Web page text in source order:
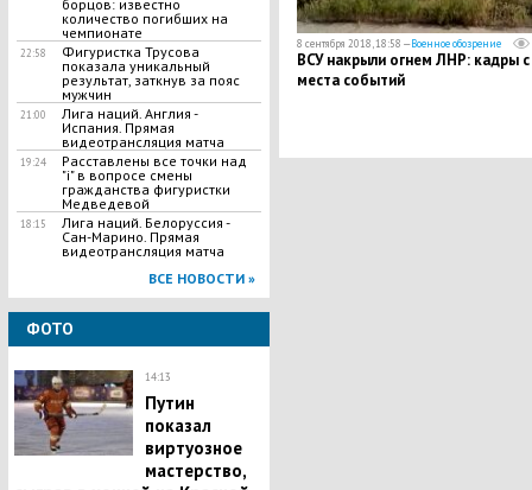
борцов: известно
количество погибших на
чемпионате
22:58
Фигуристка Трусова
показала уникальный
результат, заткнув за пояс
мужчин
21:00
Лига наций. Англия -
Испания. Прямая
видеотрансляция матча
19:24
Расставлены все точки над
"і" в вопросе смены
гражданства фигуристки
Медведевой
18:15
Лига наций. Белоруссия -
Сан-Марино. Прямая
видеотрансляция матча
ВСЕ НОВОСТИ »
ФОТО
14:13
Путин
показал
виртуозное
мастерство,
8 сентября 2018, 18:58 —Военное обозрение
ВСУ накрыли огнем ЛНР: кадры с
места событий